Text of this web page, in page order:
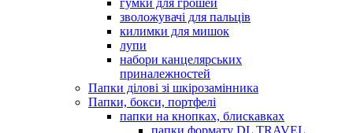
зволожувачі для пальців
килимки для мишок
лупи
набори канцелярських
приналежностей
Папки ділові зі шкірозамінника
Папки, бокси, портфелі
папки на кнопках, блискавках
папки формату DL TRAVEL